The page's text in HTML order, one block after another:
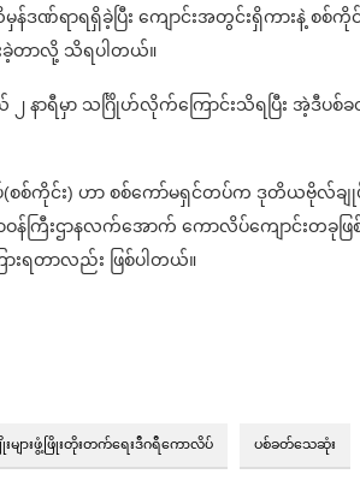
န်ဒဏ်ရာရရှိခဲ့ပြီး ကျောင်းအတွင်းရှိကားနဲ့ စစ်
ခဲ့တာလို့ သိရပါတယ်။
ယ် ၂ နာရီမှာ သ​င်္ဂြိုဟ်လိုက်ကြောင်းသိရပြီး အဲ့
(စစ်ကိုင်း) ဟာ စစ်ကော်မရှင်တပ်က ဒုတိယဗိုလ်ချုပ်
န်ကြီးဌာနလက်အောက် ကောလိပ်ကျောင်းတခုဖြစ်
ရတာလည်း ဖြစ်ပါတယ်။
းများဖွံ့ဖြိုးတိုးတက်ရေးဒီဂရီကောလိပ် ပစ်ခတ်သေဆုံး